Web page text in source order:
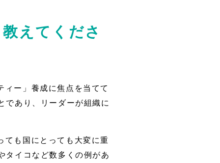
えてくださ
ィー」養成に焦点を当てて
であり、リーダーが組織に
ても国にとっても大変に重
タイコなど数多くの例があ